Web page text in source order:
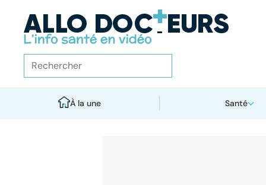
À la une Santé